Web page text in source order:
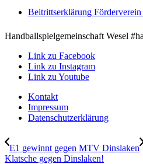
Beitrittserklärung
Handballspielgemeinschaft Wesel
Link zu Facebook
Link zu Instagram
Link zu Youtube
Kontakt
Impressum
Datenschutzerklärung
E1 gewinnt gegen MTV Dinslaken
Klatsche gegen Dinslaken!